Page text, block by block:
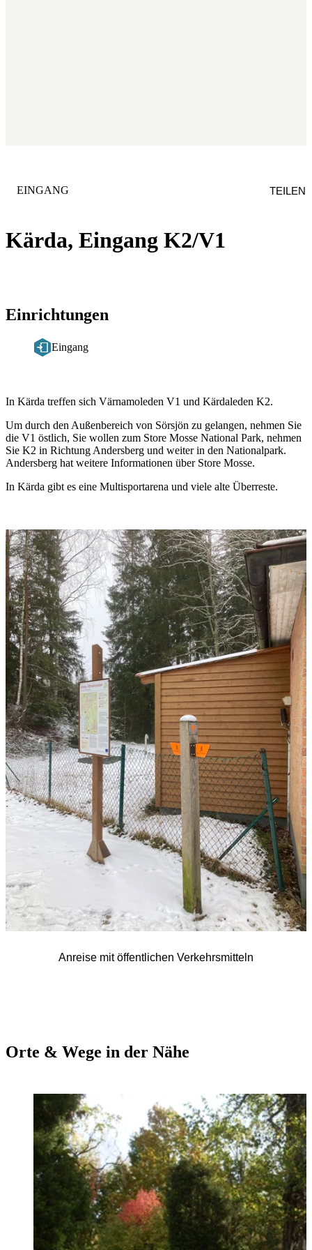
Kärda, Eingang K2/V1
KATEGORIE
EINGANG TEILEN
Einrichtungen
Eingang
In Kärda treffen sich Värnamoleden V1 und Kärdaleden K2.
Um durch den Außenbereich von Sörsjön zu gelangen, nehmen Sie
die V1 östlich, Sie wollen zum Store Mosse National Park, nehmen
Sie K2 in Richtung Andersberg und weiter in den Nationalpark.
Andersberg hat weitere Informationen über Store Mosse.
In Kärda gibt es eine Multisportarena und viele alte Überreste.
Bildergalerie
Anreise mit öffentlichen Verkehrsmitteln
Orte & Wege in der Nähe